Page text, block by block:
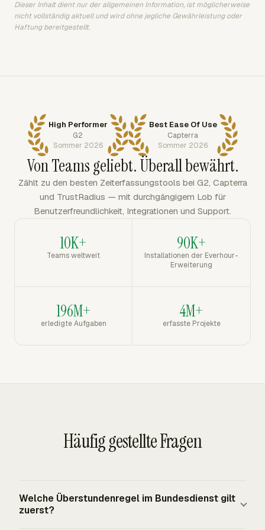
Dieser Inhalt dient nur der allgemeinen Information, ist möglicherweise
nicht vollständig aktuell und wird ohne jegliche Gewährleistung oder
Haftung bereitgestellt.
High Performer
G2
Sommer 2026
Best Ease Of Use
Capterra
Sommer 2026
Von Teams geliebt. Überall bewährt.
Zählt zu den besten Zeiterfassungstools bei G2, Capterra
und TrustRadius — mit durchgängigem Lob für
Benutzerfreundlichkeit, Integrationen und Support.
10K+
Teams weltweit
90K+
Installationen der Everhour-
Erweiterung
196M+
erledigte Aufgaben
4M+
erfasste Projekte
Häufig gestellte Fragen
Welche Überstundenregel im Bundesdienst gilt
zuerst?